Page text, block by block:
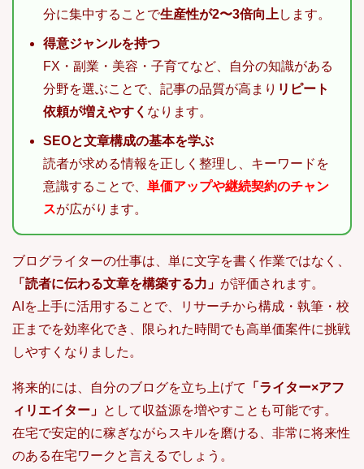
分に集中することで生産性が2〜3倍向上 します。
得意ジャンルを持つ
FX・副業・美容・子育てなど、自分の知識がある
分野を選ぶことで、記事の品質が高まり リピート
依頼が増えやすく なります。
SEOと文章構成の基本を学ぶ
読者が求める情報を正しく整理し、キーワードを
意識することで、 単価アップや継続契約のチャン
スが広がります。
ブログライターの仕事は、単に文字を書く作業ではなく、
「読者に伝わる文章を構築する力」 が評価されます。
AIを上手に活用することで、リサーチから構成・執筆・校
正までを効率化でき、限られた時間でも高単価案件に挑戦
しやすくなりました。
将来的には、自分のブログを立ち上げて
「ライター×アフ
ィリエイター」 として収益源を増やすことも可能です。
在宅で安定的に稼ぎながらスキルを磨ける、非常に将来性
のある在宅ワークと言えるでしょう。